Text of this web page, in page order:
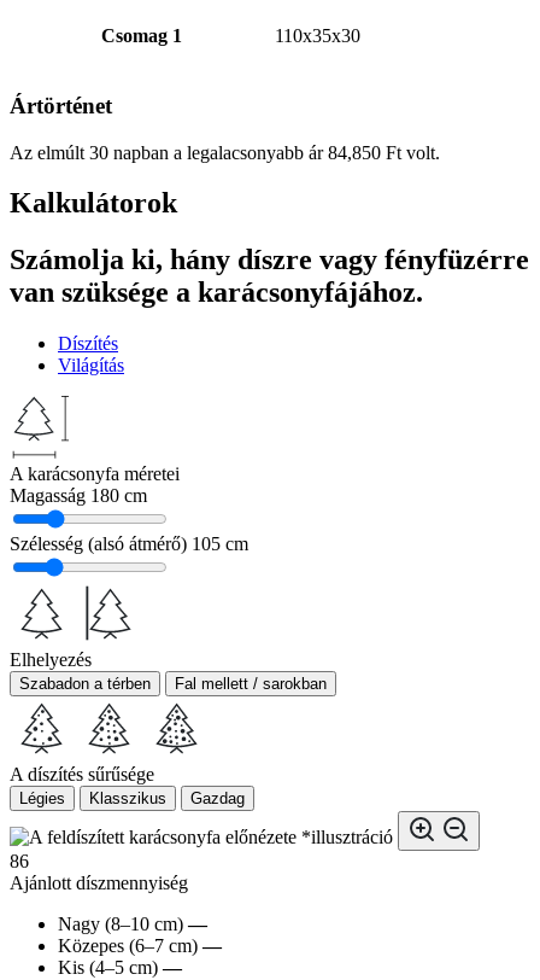
Csomag 1 110x35x30
Ártörténet
Az elmúlt 30 napban a legalacsonyabb ár84,850 Ft volt.
Kalkulátorok
Számolja ki, hány díszre vagy fényfüzérre
van szüksége a karácsonyfájához.
Díszítés
Világítás
A karácsonyfa méretei
Magasság 180 cm
Szélesség (alsó átmérő) 105 cm
Elhelyezés
Szabadon a térben Fal mellett / sarokban
A díszítés sűrűsége
Légies Klasszikus Gazdag
*illusztráció
86
Ajánlott díszmennyiség
Nagy (8–10 cm) —
Közepes (6–7 cm) —
Kis (4–5 cm) —